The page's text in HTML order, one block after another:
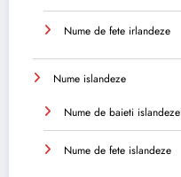
Nume de fete irlandeze
Nume islandeze
Nume de baieti islandeze
Nume de fete islandeze